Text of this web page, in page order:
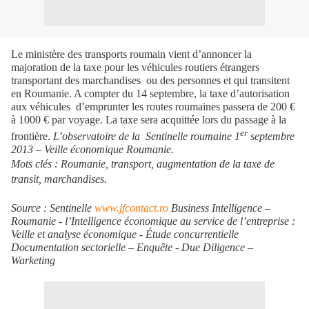
Le ministère des transports roumain vient d’annoncer la
majoration de la taxe pour les véhicules routiers étrangers
transportant des marchandises ou des personnes et qui transitent
en Roumanie. A compter du 14 septembre, la taxe d’autorisation
aux véhicules d’emprunter les routes roumaines passera de 200 €
à 1000 € par voyage. La taxe sera acquittée lors du passage à la
frontière. L’observatoire de la Sentinelle roumaine 1er septembre
2013 – Veille économique Roumanie.
Mots clés : Roumanie, transport, augmentation de la taxe de
transit, marchandises.
Source : Sentinelle www.jfcontact.ro Business Intelligence –
Roumanie - l’Intelligence économique au service de l’entreprise :
Veille et analyse économique - Étude concurrentielle
Documentation sectorielle – Enquête - Due Diligence –
Warketing